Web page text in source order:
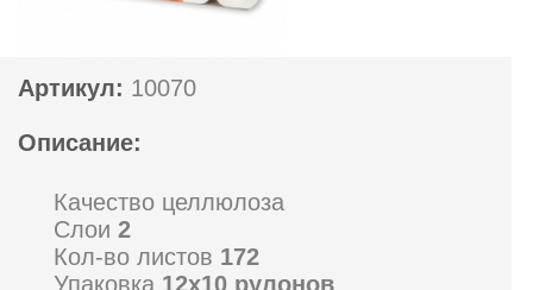
Артикул: 10070
Описание:
Качество целлюлоза
Слои 2
Кол-во листов 172
Упаковка 12x10 рулонов